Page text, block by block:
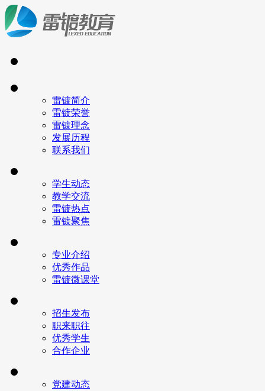
雷镀简介
雷镀荣誉
雷镀理念
发展历程
联系我们
学生动态
教学交流
雷镀热点
雷镀聚焦
专业介绍
优秀作品
雷镀微课堂
招生发布
职来职往
优秀学生
合作企业
党建动态